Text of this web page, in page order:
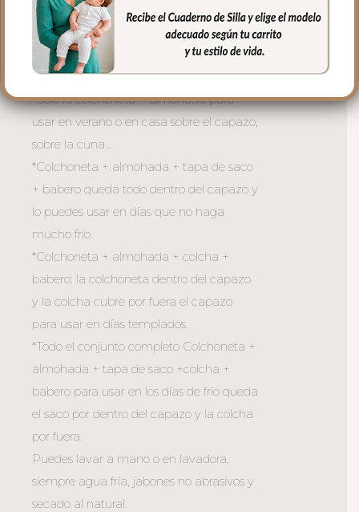
Todas las piezas son independientes para
usar todo el conjunto completo o como
necesites dependiendo del momento y
de la temperatura:
*Sólo la colchoneta + almohada para
usar en verano o en casa sobre el capazo,
sobre la cuna…
*Colchoneta + almohada + tapa de saco
+ babero queda todo dentro del capazo y
lo puedes usar en días que no haga
mucho frío.
*Colchoneta + almohada + colcha +
babero: la colchoneta dentro del capazo
y la colcha cubre por fuera el capazo
para usar en días templados.
*Todo el conjunto completo Colchoneta +
almohada + tapa de saco +colcha +
babero para usar en los días de frío queda
el saco por dentro del capazo y la colcha
por fuera.
Puedes lavar a mano o en lavadora,
siempre agua fría, jabones no abrasivos y
secado al natural.